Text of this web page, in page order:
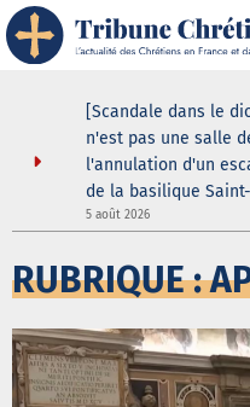
[Scandale dans le
n'est pas une salle
l'annulation d'un
de la basilique
5 août 2026
RUBRIQUE :